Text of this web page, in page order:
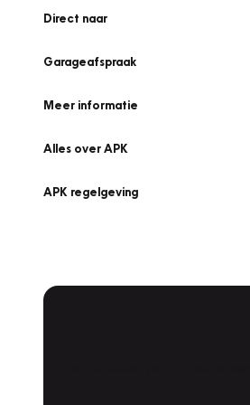
Direct naar
Garageafspraak
Meer informatie
Alles over APK
APK regelgeving